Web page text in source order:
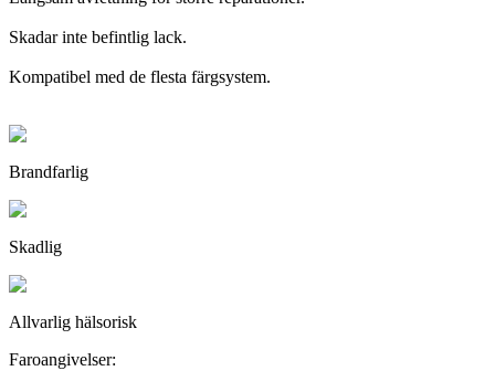
Skadar inte befintlig lack.
Kompatibel med de flesta färgsystem.
Brandfarlig
Skadlig
Allvarlig hälsorisk
Faroangivelser: